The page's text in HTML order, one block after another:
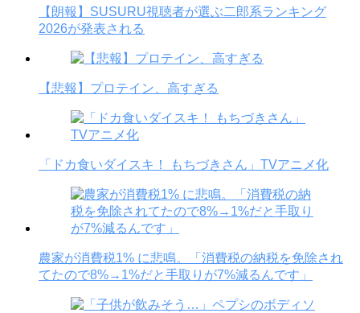
【朗報】SUSURU視聴者が選ぶ二郎系ランキング
2026が発表される
【悲報】プロテイン、高すぎる
「ドカ食いダイスキ！ もちづきさん」TVアニメ化
農家が消費税1% に悲鳴。「消費税の納税を免除され
てたので8%→1%だと手取りが7%減るんです」